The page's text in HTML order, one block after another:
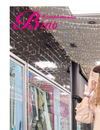
CONJUNTO
SILVA
cantidad